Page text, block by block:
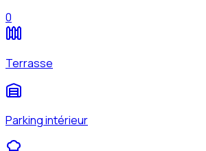
0
Terrasse
Parking intérieur